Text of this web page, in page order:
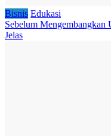
Bisnis Edukasi
Sebelum Mengembangkan
Jelas